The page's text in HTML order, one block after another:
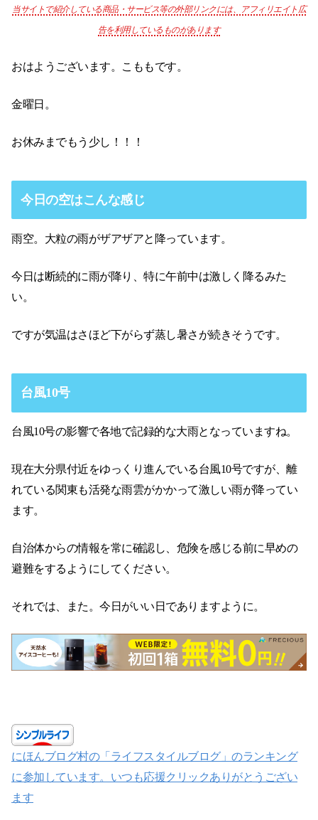
当サイトで紹介している商品・サービス等の外部リンクには、アフィリエイト広
告を利用しているものがあります
おはようございます。こももです。
金曜日。
お休みまでもう少し！！！
今日の空はこんな感じ
雨空。大粒の雨がザアザアと降っています。
今日は断続的に雨が降り、特に午前中は激しく降るみた
い。
ですが気温はさほど下がらず蒸し暑さが続きそうです。
台風10号
台風10号の影響で各地で記録的な大雨となっていますね。
現在大分県付近をゆっくり進んでいる台風10号ですが、離
れている関東も活発な雨雲がかかって激しい雨が降ってい
ます。
自治体からの情報を常に確認し、危険を感じる前に早めの
避難をするようにしてください。
それでは、また。今日がいい日でありますように。
にほんブログ村の「ライフスタイルブログ」のランキング
に参加しています。いつも応援クリックありがとうござい
ます